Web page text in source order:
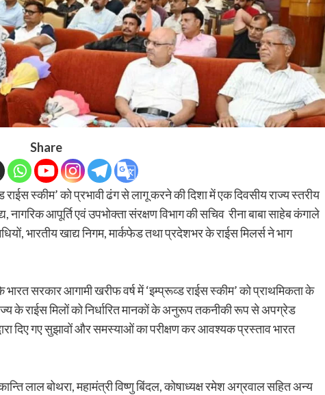
Share
स्कीम’ को प्रभावी ढंग से लागू करने की दिशा में एक दिवसीय राज्य स्तरीय
नागरिक आपूर्ति एवं उपभोक्ता संरक्षण विभाग की सचिव रीना बाबा साहेब कंगाले
भारतीय खाद्य निगम, मार्कफेड तथा प्रदेशभर के राईस मिलर्स ने भाग
भारत सरकार आगामी खरीफ वर्ष में ‘इम्प्रूव्ड राईस स्कीम’ को प्राथमिकता के
के राईस मिलों को निर्धारित मानकों के अनुरूप तकनीकी रूप से अपग्रेड
दिए गए सुझावों और समस्याओं का परीक्षण कर आवश्यक प्रस्ताव भारत
लाल बोथरा, महामंत्री विष्णु बिंदल, कोषाध्यक्ष रमेश अग्रवाल सहित अन्य